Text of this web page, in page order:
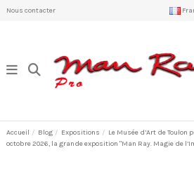
Nous contacter
Accueil Blog Expositions
Le Musée d’Art de Toulon
octobre 2026, la grande exposition "Man Ray. Magie de